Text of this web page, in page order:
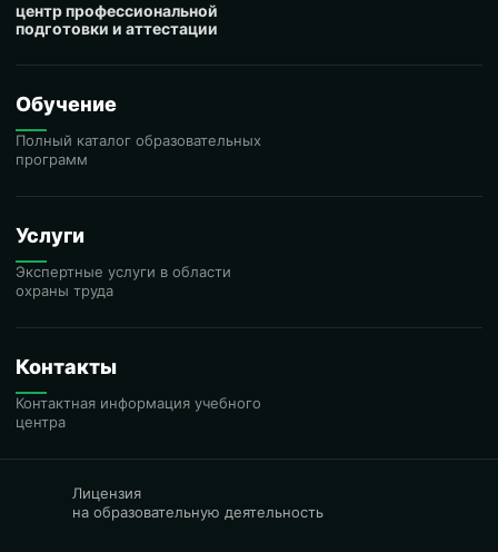
центр профессиональной
подготовки и аттестации
Обучение
Полный каталог образовательных
программ
Услуги
Экспертные услуги в области
охраны труда
Контакты
Контактная информация учебного
центра
Лицензия
на образовательную деятельность